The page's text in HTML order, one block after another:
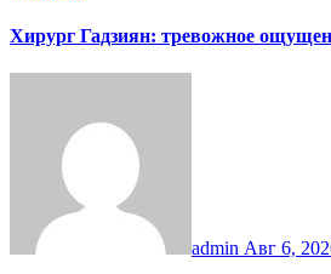
Хирург Гадзиян: тревожное
admin Авг 6,